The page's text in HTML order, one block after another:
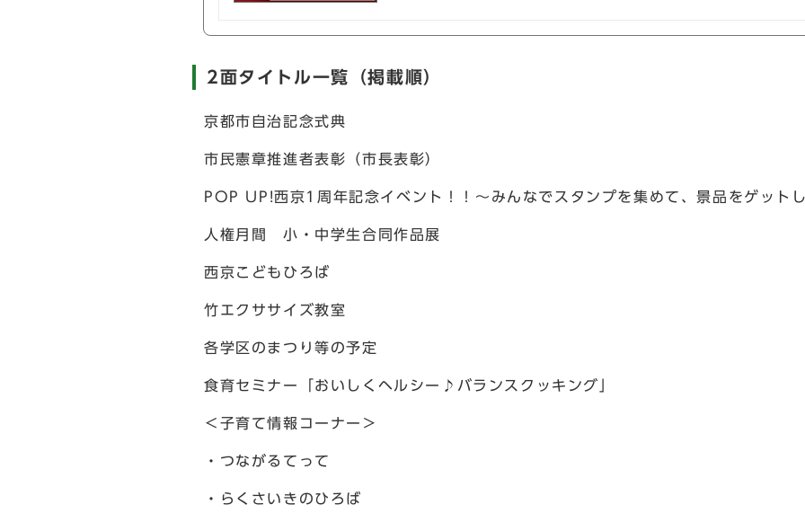
2面タイトル一覧（掲載順）
京都市自治記念式典
市民憲章推進者表彰（市長表彰）
POP UP!西京1周年記念イベント！！～みんなでスタンプを集めて、景品をゲット
人権月間 小・中学生合同作品展
西京こどもひろば
竹エクササイズ教室
各学区のまつり等の予定
食育セミナー「おいしくヘルシー♪バランスクッキング」
＜子育て情報コーナー＞
・つながるてって
・らくさいきのひろば